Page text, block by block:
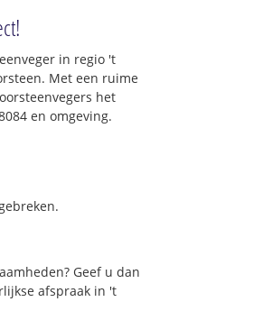
in regio 't
Met een ruime
het
en omgeving.
Geef u dan
afspraak in 't